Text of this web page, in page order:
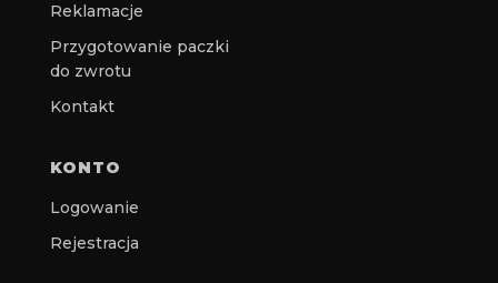
Reklamacje
Przygotowanie paczki
do zwrotu
Kontakt
KONTO
Logowanie
Rejestracja